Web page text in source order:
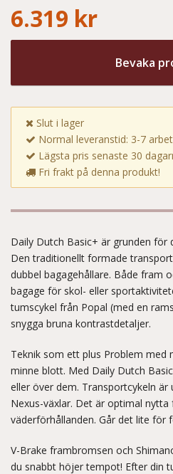
6.319 kr
Bevaka
Slut i lager
Normal leveranstid: 3-7
Lägsta pris senaste 30
Fri frakt på denna produkt!
Daily Dutch Basic+ är grunden för
Den traditionellt formade
dubbel bagagehållare. Både fram
bagage för skol- eller
tumscykel från Popal (med en
snygga bruna kontrastdetaljer.
Teknik som ett plus Problem med
minne blott. Med Daily Dutch
eller över dem. Transportcykeln
Nexus-växlar. Det är optimal
väderförhållanden. Går det lite för
V-Brake frambromsen och
du snabbt höjer tempot! Efter din